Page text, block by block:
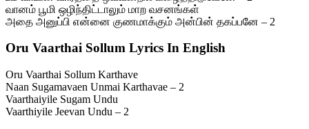
வானம் பூமி ஒழிந்திட்டாலும் மாற வசனங்கள்
அதை அனுப்பி என்னை குணமாக்கும் அன்பின் தகப்பனே – 2
Oru Vaarthai Sollum Lyrics In English
Oru Vaarthai Sollum Karthave
Naan Sugamavaen Unmai Karthavae – 2
Vaarthaiyile Sugam Undu
Vaarthiyile Jeevan Undu – 2